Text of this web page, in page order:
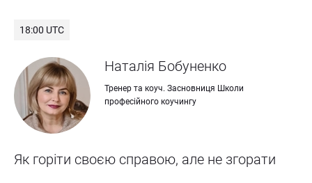
Наталія Бобуненко
Тренер та коуч. Засновниця Школи
професійного коучингу
18:00 UTC
Як горіти своєю справою, але не згорати